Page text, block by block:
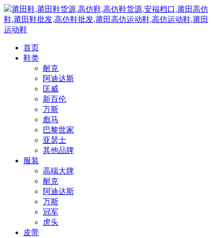
莆田鞋,莆田鞋货源,高仿鞋,高仿鞋货源,安福档口,莆田高仿
鞋,莆田鞋批发,高仿鞋批发,莆田高仿运动鞋,高仿运动鞋,莆田
运动鞋
首页
鞋类
耐克
阿迪达斯
匡威
新百伦
万斯
彪马
巴黎世家
亚瑟士
其他品牌
服装
高端大牌
耐克
阿迪达斯
万斯
冠军
虎头
皮带